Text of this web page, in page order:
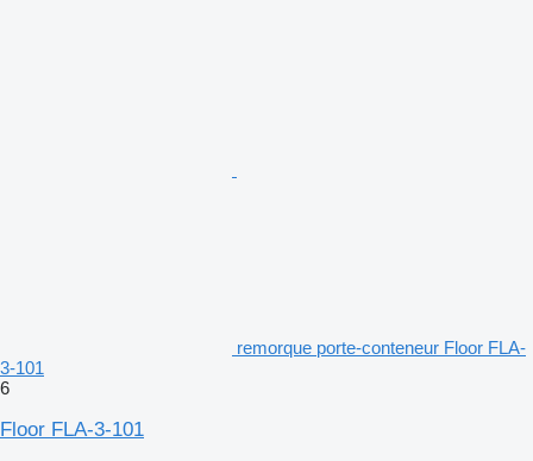
remorque porte-conteneur Floor FLA-
3-101
6
Floor FLA-3-101